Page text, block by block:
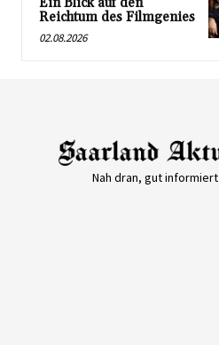
Reichtum des Filmgenies
02.08.2026
Nah dran, gut informiert